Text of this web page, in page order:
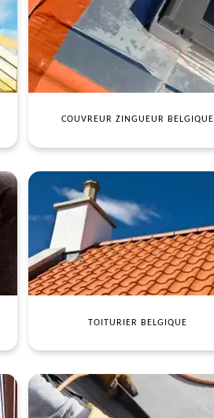
COUVREUR ZINGUEUR BELGIQUE
TOITURIER BELGIQUE